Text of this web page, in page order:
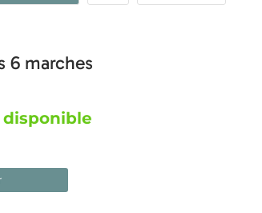
6 marches
disponible